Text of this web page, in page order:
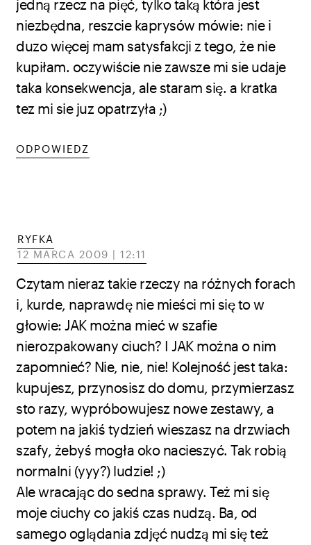
jedną rzecz na pięć, tylko taką która jest
niezbędna, reszcie kaprysów mówie: nie i
duzo więcej mam satysfakcji z tego, że nie
kupiłam. oczywiście nie zawsze mi sie udaje
taka konsekwencja, ale staram się. a kratka
tez mi sie juz opatrzyła ;)
ODPOWIEDZ
RYFKA
12 MARCA 2009 | 12:11
Czytam nieraz takie rzeczy na różnych forach
i, kurde, naprawdę nie mieści mi się to w
głowie: JAK można mieć w szafie
nierozpakowany ciuch? I JAK można o nim
zapomnieć? Nie, nie, nie! Kolejność jest taka:
kupujesz, przynosisz do domu, przymierzasz
sto razy, wypróbowujesz nowe zestawy, a
potem na jakiś tydzień wieszasz na drzwiach
szafy, żebyś mogła oko nacieszyć. Tak robią
normalni (yyy?) ludzie! ;)
Ale wracając do sedna sprawy. Też mi się
moje ciuchy co jakiś czas nudzą. Ba, od
samego oglądania zdjęć nudzą mi się też